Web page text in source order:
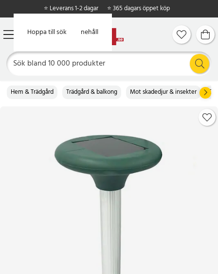
Hoppa till huvudinnehåll
Hoppa till sök
⭐ Leverans 1-2 dagar ⭐ 365 dagars öppet köp
Hem & Trädgård Trädgård & balkong Mot skadedjur & insekter